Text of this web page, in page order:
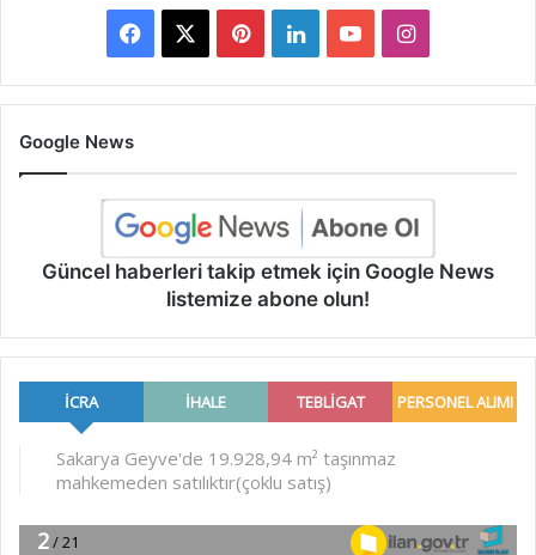
Facebook PinterestLinkedInYouTubeInstagram
Google News
Güncel haberleri takip etmek için Google News
listemize abone olun!